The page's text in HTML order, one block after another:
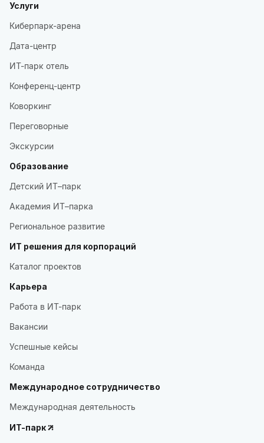
Услуги
Киберпарк-арена
Дата-центр
ИТ-парк отель
Конференц-центр
Коворкинг
Переговорные
Экскурсии
Образование
Детский ИТ–парк
Академия ИТ–парка
Региональное развитие
ИТ решения для корпораций
Каталог проектов
Карьера
Работа в ИТ-парк
Вакансии
Успешные кейсы
Команда
Международное сотрудничество
Международная деятельность
ИТ-парк